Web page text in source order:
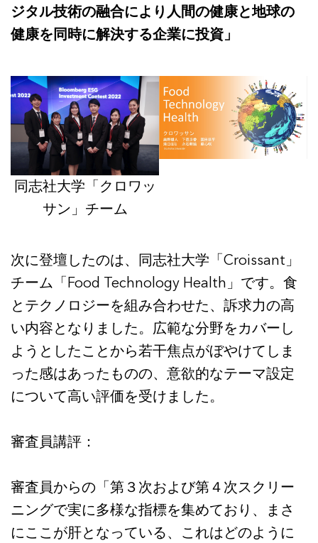
ジタル技術の融合により人間の健康と地球の
健康を同時に解決する企業に投資」
同志社大学「クロワッ
サン」チーム
次に登壇したのは、同志社大学「Croissant」
チーム「Food Technology Health」です。食
とテクノロジーを組み合わせた、訴求力の高
い内容となりました。広範な分野をカバーし
ようとしたことから若干焦点がぼやけてしま
った感はあったものの、意欲的なテーマ設定
について高い評価を受けました。
審査員講評：
審査員からの「第３次および第４次スクリー
ニングで実に多様な指標を集めており、まさ
にここが肝となっている、これはどのように